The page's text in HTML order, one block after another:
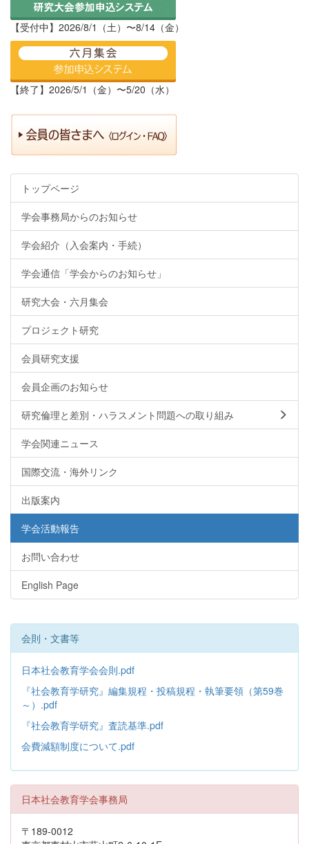
【受付中】2026/8/1（土）〜8/14（金）
【終了】2026/5/1（金）〜5/20（水）
トップページ
学会事務局からのお知らせ
学会紹介（入会案内・手続）
学会通信「学会からのお知らせ」
研究大会・六月集会
プロジェクト研究
会員研究支援
会員企画のお知らせ
研究倫理と差別・ハラスメント問題への取り組み
学会関連ニュース
国際交流・海外リンク
出版案内
学会活動報告
お問い合わせ
English Page
会則・文書等
日本社会教育学会会則.pdf
『社会教育学研究』編集規程・投稿規程・執筆要領（第59巻
～）.pdf
『社会教育学研究』査読基準.pdf
会費減額制度について.pdf
日本社会教育学会事務局
〒189-0012